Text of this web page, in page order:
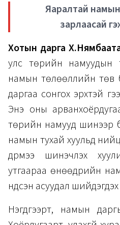
Яаралтай
зарлаасай
Хотын дарга
улс төрийн намуудын
намын төлөөллийн төв
даргаа сонгох эрхтэй
Энэ оны
төрийн намууд шинээр
намын тухай хуульд
дүрмээ шинэчлэх
утгаараа өнөөдрийн
үндсэн асуудал
Нэгдүгээрт, намын